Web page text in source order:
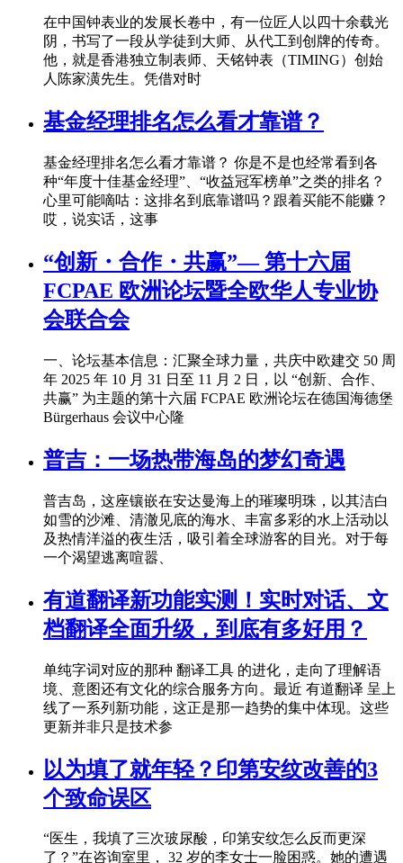
在中国钟表业的发展长卷中，有一位匠人以四十余载光
阴，书写了一段从学徒到大师、从代工到创牌的传奇。
他，就是香港独立制表师、天铭钟表（TIMING）创始
人陈家潢先生。凭借对时
基金经理排名怎么看才靠谱？
基金经理排名怎么看才靠谱？ 你是不是也经常看到各
种“年度十佳基金经理”、“收益冠军榜单”之类的排名？
心里可能嘀咕：这排名到底靠谱吗？跟着买能不能赚？
哎，说实话，这事
“创新・合作・共赢”— 第十六届
FCPAE 欧洲论坛暨全欧华人专业协
会联合会
一、论坛基本信息：汇聚全球力量，共庆中欧建交 50 周
年 2025 年 10 月 31 日至 11 月 2 日，以 “创新、合作、
共赢” 为主题的第十六届 FCPAE 欧洲论坛在德国海德堡
Bürgerhaus 会议中心隆
普吉：一场热带海岛的梦幻奇遇
普吉岛，这座镶嵌在安达曼海上的璀璨明珠，以其洁白
如雪的沙滩、清澈见底的海水、丰富多彩的水上活动以
及热情洋溢的夜生活，吸引着全球游客的目光。对于每
一个渴望逃离喧嚣、
有道翻译新功能实测！实时对话、文
档翻译全面升级，到底有多好用？
单纯字词对应的那种 翻译工具 的进化，走向了理解语
境、意图还有文化的综合服务方向。最近 有道翻译 呈上
线了一系列新功能，这正是那一趋势的集中体现。这些
更新并非只是技术参
以为填了就年轻？印第安纹改善的3
个致命误区
“医生，我填了三次玻尿酸，印第安纹怎么反而更深
了？”在咨询室里， 32 岁的李女士一脸困惑。她的遭遇